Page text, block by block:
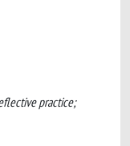
practice;